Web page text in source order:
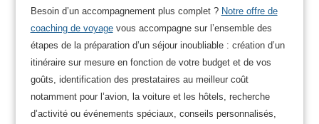
Besoin d’un accompagnement plus complet ? Notre offre de
coaching de voyagevous accompagne sur l’ensemble des
étapes de la préparation d’un séjour inoubliable : création d’un
itinéraire sur mesure en fonction de votre budget et de vos
goûts, identification des prestataires au meilleur coût
notamment pour l’avion, la voiture et les hôtels, recherche
d’activité ou événements spéciaux, conseils personnalisés,